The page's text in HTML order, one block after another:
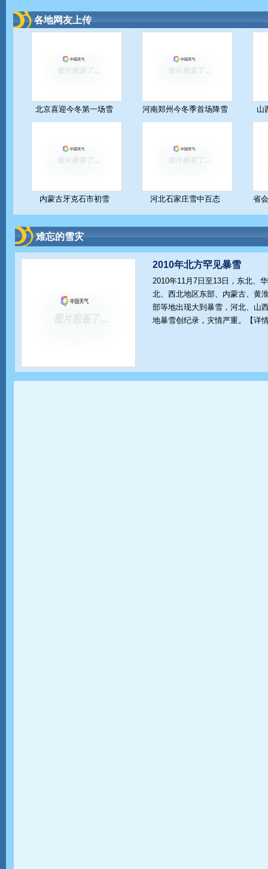
各地网友上传
北京喜迎今冬第一场雪 河南郑州今冬季首场降雪 山
内蒙古牙克石市初雪 河北石家庄雪中百态 省
难忘的雪灾
2010年北方罕见暴雪
2010年11月7日至13日，东北、华
北、西北地区东部、内蒙古、黄
部等地出现大到暴雪，河北、山
地暴雪创纪录，灾情严重。【详